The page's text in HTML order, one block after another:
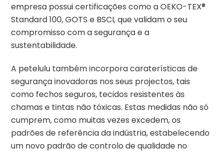
empresa possui certificações como a OEKO-TEX®
Standard 100, GOTS e BSCI, que validam o seu
compromisso com a segurança e a
sustentabilidade.
A petelulu também incorpora caraterísticas de
segurança inovadoras nos seus projectos, tais
como fechos seguros, tecidos resistentes às
chamas e tintas não tóxicas. Estas medidas não só
cumprem, como muitas vezes excedem, os
padrões de referência da indústria, estabelecendo
um novo padrão de controlo de qualidade no